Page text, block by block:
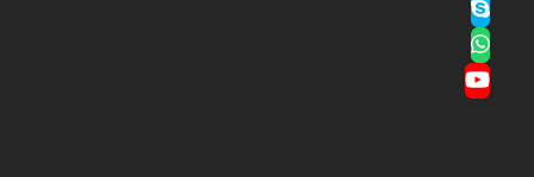
Skype
Whatsapp
YouTube